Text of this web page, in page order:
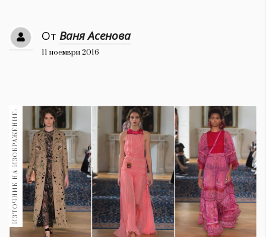
Красота
777
Книги
30+ 1970
Гурме 1710
Пътувай
237
От Ваня Асенова
11 ноември 2016
ИЗТОЧНИК НА ИЗОБРАЖЕНИЕ: